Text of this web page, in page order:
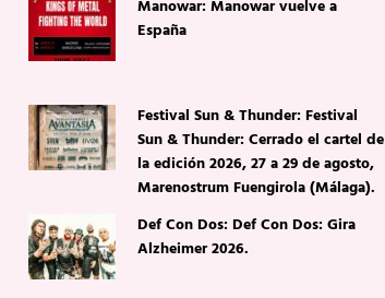
Manowar: Manowar vuelve a
España
Festival Sun & Thunder: Festival
Sun & Thunder: Cerrado el cartel de
la edición 2026, 27 a 29 de agosto,
Marenostrum Fuengirola (Málaga).
Def Con Dos: Def Con Dos: Gira
Alzheimer 2026.